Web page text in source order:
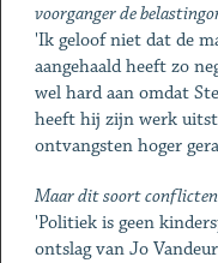
voorganger de
'Ik geloof niet dat de
aangehaald heeft zo
wel hard aan omdat
heeft hij zijn werk
ontvangsten hoger
Maar dit soort
'Politiek is geen
ontslag van Jo